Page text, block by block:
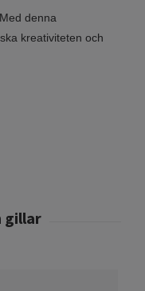
denna
kreativiteten och